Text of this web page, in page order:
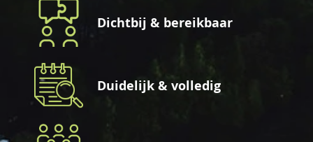
Dichtbij & bereikbaar
Duidelijk & volledig